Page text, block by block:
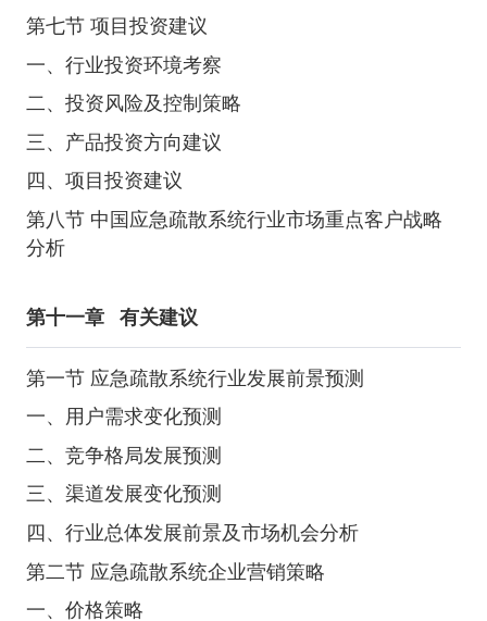
第七节 项目投资建议
一、行业投资环境考察
二、投资风险及控制策略
三、产品投资方向建议
四、项目投资建议
第八节 中国应急疏散系统行业市场重点客户战略
分析
第十一章 有关建议
第一节 应急疏散系统行业发展前景预测
一、用户需求变化预测
二、竞争格局发展预测
三、渠道发展变化预测
四、行业总体发展前景及市场机会分析
第二节 应急疏散系统企业营销策略
一、价格策略